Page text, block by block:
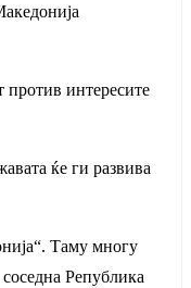
против интересите
ќе ги развива
Таму многу
Република